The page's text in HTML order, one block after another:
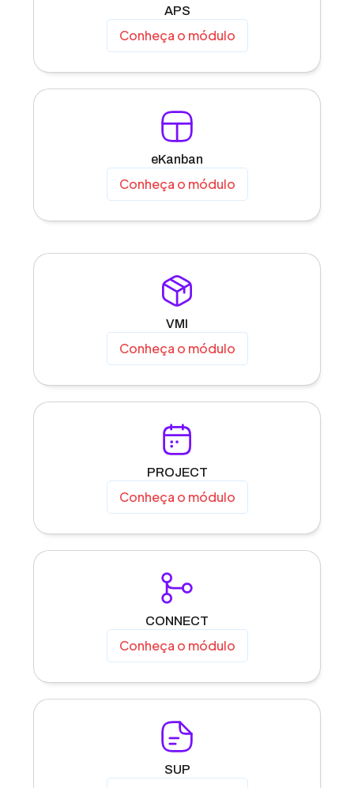
APS
Conheça o módulo
eKanban
Conheça o módulo
VMI
Conheça o módulo
PROJECT
Conheça o módulo
CONNECT
Conheça o módulo
SUP